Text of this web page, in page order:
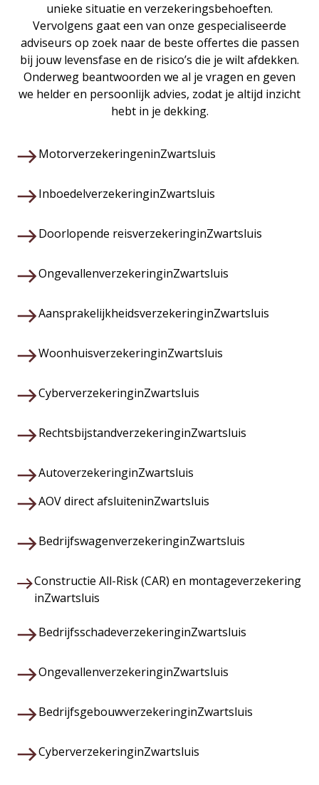
unieke situatie en verzekeringsbehoeften.
Vervolgens gaat een van onze gespecialiseerde
adviseurs op zoek naar de beste offertes die passen
bij jouw levensfase en de risico’s die je wilt afdekken.
Onderweg beantwoorden we al je vragen en geven
we helder en persoonlijk advies, zodat je altijd inzicht
hebt in je dekking.
MotorverzekeringeninZwartsluis
InboedelverzekeringinZwartsluis
Doorlopende reisverzekeringinZwartsluis
OngevallenverzekeringinZwartsluis
AansprakelijkheidsverzekeringinZwartsluis
WoonhuisverzekeringinZwartsluis
CyberverzekeringinZwartsluis
RechtsbijstandverzekeringinZwartsluis
AutoverzekeringinZwartsluis
AOV direct afsluiteninZwartsluis
BedrijfswagenverzekeringinZwartsluis
Constructie All-Risk (CAR) en montageverzekering
inZwartsluis
BedrijfsschadeverzekeringinZwartsluis
OngevallenverzekeringinZwartsluis
BedrijfsgebouwverzekeringinZwartsluis
CyberverzekeringinZwartsluis